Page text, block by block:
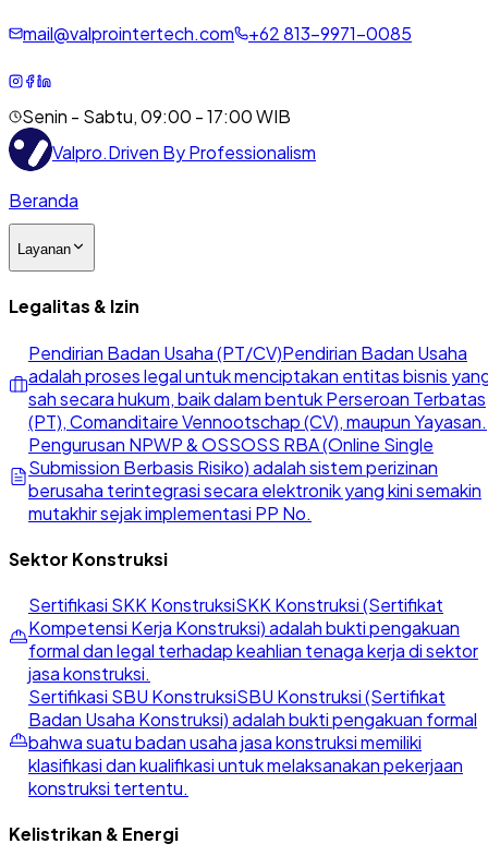
mail@valprointertech.com +62813-9971-0085
Senin - Sabtu, 09:00 - 17:00 WIB
Valpro.Driven By Professionalism
Beranda
Layanan
Legalitas & Izin
Pendirian Badan Usaha (PT/CV)Pendirian Badan Usaha
adalah proses legal untuk menciptakan entitas bisnis
sah secara hukum, baik dalam bentuk Perseroan Terbatas
(PT), Comanditaire Vennootschap (CV), maupun Yayasan.
Pengurusan NPWP & OSSOSS RBA (Online Single
Submission Berbasis Risiko) adalah sistem perizinan
berusaha terintegrasi secara elektronik yang kini semakin
mutakhir sejak implementasi PP No.
Sektor Konstruksi
Sertifikasi SKK KonstruksiSKK Konstruksi (Sertifikat
Kompetensi Kerja Konstruksi) adalah bukti pengakuan
formal dan legal terhadap keahlian tenaga kerja di sektor
jasa konstruksi.
Sertifikasi SBU KonstruksiSBU Konstruksi (Sertifikat
Badan Usaha Konstruksi) adalah bukti pengakuan formal
bahwa suatu badan usaha jasa konstruksi memiliki
klasifikasi dan kualifikasi untuk melaksanakan pekerjaan
konstruksi tertentu.
Kelistrikan & Energi